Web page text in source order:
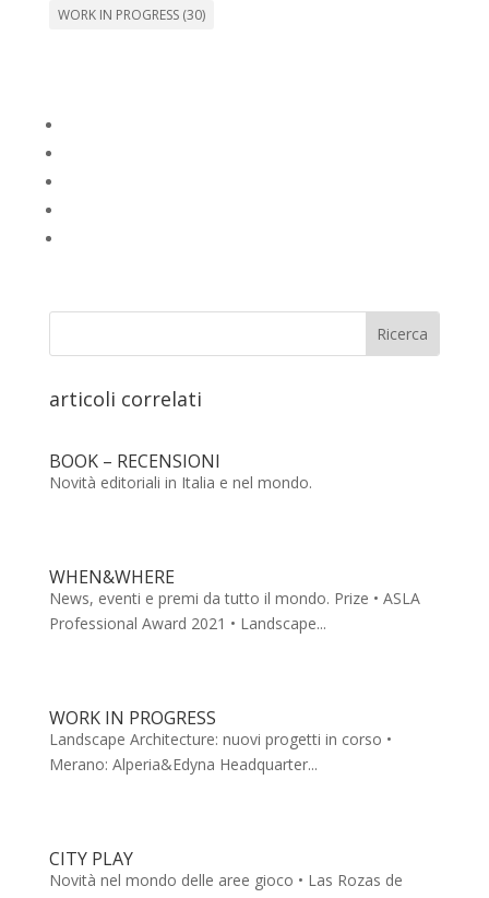
WORK IN PROGRESS(30)
articoli correlati
BOOK – RECENSIONI
Novità editoriali in Italia e nel mondo.
WHEN&WHERE
News, eventi e premi da tutto il mondo. Prize • ASLA
Professional Award 2021 • Landscape...
WORK IN PROGRESS
Landscape Architecture: nuovi progetti in corso •
Merano: Alperia&Edyna Headquarter...
CITY PLAY
Novità nel mondo delle aree gioco • Las Rozas de